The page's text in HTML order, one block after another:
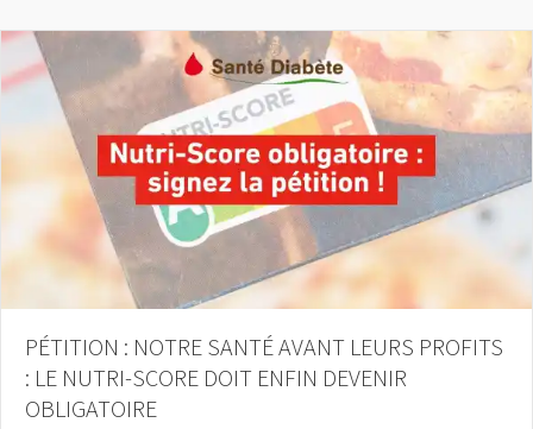
CENTRE DE RESSOURCES
PÉTITION : NOTRE SANTÉ AVANT LEURS PROFITS
: LE NUTRI-SCORE DOIT ENFIN DEVENIR
OBLIGATOIRE